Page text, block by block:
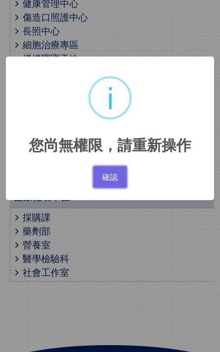
健康管理中心
傷造口照護中心
長照中心
細胞治療專區
媽媽寶寶天地
骨質疏鬆照護中心
兒少保護親善醫療中心
社區健康中心
採購課
藥劑部
營養室
醫學檢驗科
社會工作室
i
您尚無權限，請重新操作
確認